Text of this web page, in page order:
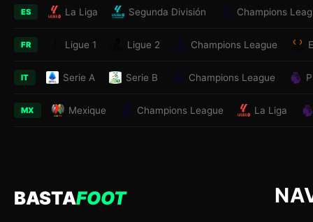
ES La Liga Segunda División Champions
FR Ligue 1 Ligue 2 Champions League
IT Serie A Serie B Champions League
MX Mexique Champions League La Liga
BASTAFOOT